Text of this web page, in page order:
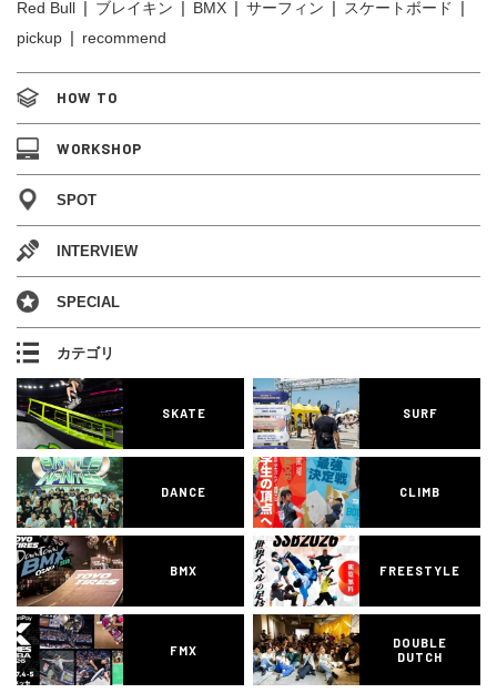
Red Bull
ブレイキン BMX サーフィン
スケートボード
pickup
recommend
HOW TO
WORKSHOP
SPOT
INTERVIEW
SPECIAL
カテゴリ
SKATE SURF
DANCE CLIMB
BMX FREESTYLE
FMX
DOUBLE
DUTCH